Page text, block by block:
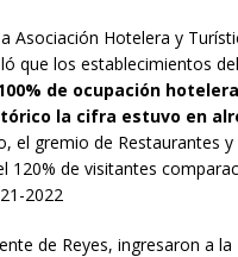
Asociación Hotelera y
que los establecimientos del
de ocupación hotelera
la cifra estuvo en
el gremio de Restaurantes
120% de visitantes
2022
de Reyes, ingresaron a la